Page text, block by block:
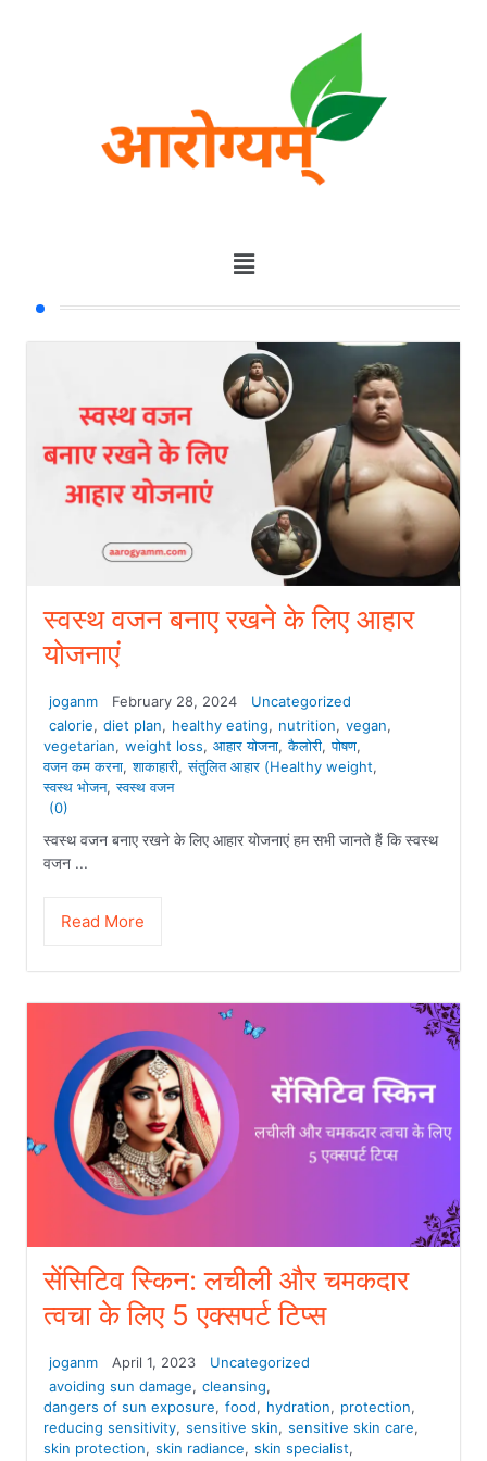
स्वस्थ वजन बनाए रखने के लिए आहार
योजनाएं
joganm February 28, 2024
Uncategorized
calorie, diet plan, healthy eating, nutrition, vegan,
vegetarian, weight loss, आहार योजना, कैलोरी, पोषण,
वजन कम करना, शाकाहारी, संतुलित आहार (Healthy weight,
स्वस्थ भोजन, स्वस्थ वजन
(0)
स्वस्थ वजन बनाए रखने के लिए आहार योजनाएं हम सभी जानते हैं कि स्वस्थ
वजन ...
Read More
सेंसिटिव स्किन: लचीली और चमकदार
त्वचा के लिए 5 एक्सपर्ट टिप्स
joganm April 1, 2023
Uncategorized
avoiding sun damage, cleansing,
dangers of sun exposure, food, hydration, protection,
reducing sensitivity, sensitive skin, sensitive skin care,
skin protection, skin radiance, skin specialist,